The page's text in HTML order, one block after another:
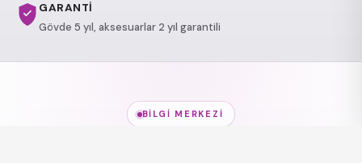
GARANTİ
Gövde 5 yıl, aksesuarlar 2 yıl garantili
BILGI MERKEZI